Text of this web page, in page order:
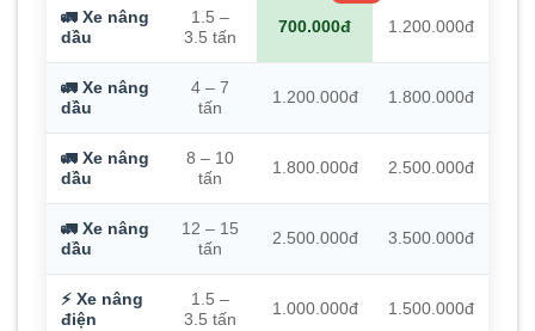
🚛 Xe nâng
dầu
1.5 –
3.5 tấn
700.000đ 1.200.000đ
🚛 Xe nâng
dầu
4 – 7
tấn
1.200.000đ 1.800.000đ
🚛 Xe nâng
dầu
8 – 10
tấn
1.800.000đ 2.500.000đ
🚛 Xe nâng
dầu
12 – 15
tấn
2.500.000đ 3.500.000đ
⚡ Xe nâng
điện
1.5 –
3.5 tấn
1.000.000đ 1.500.000đ